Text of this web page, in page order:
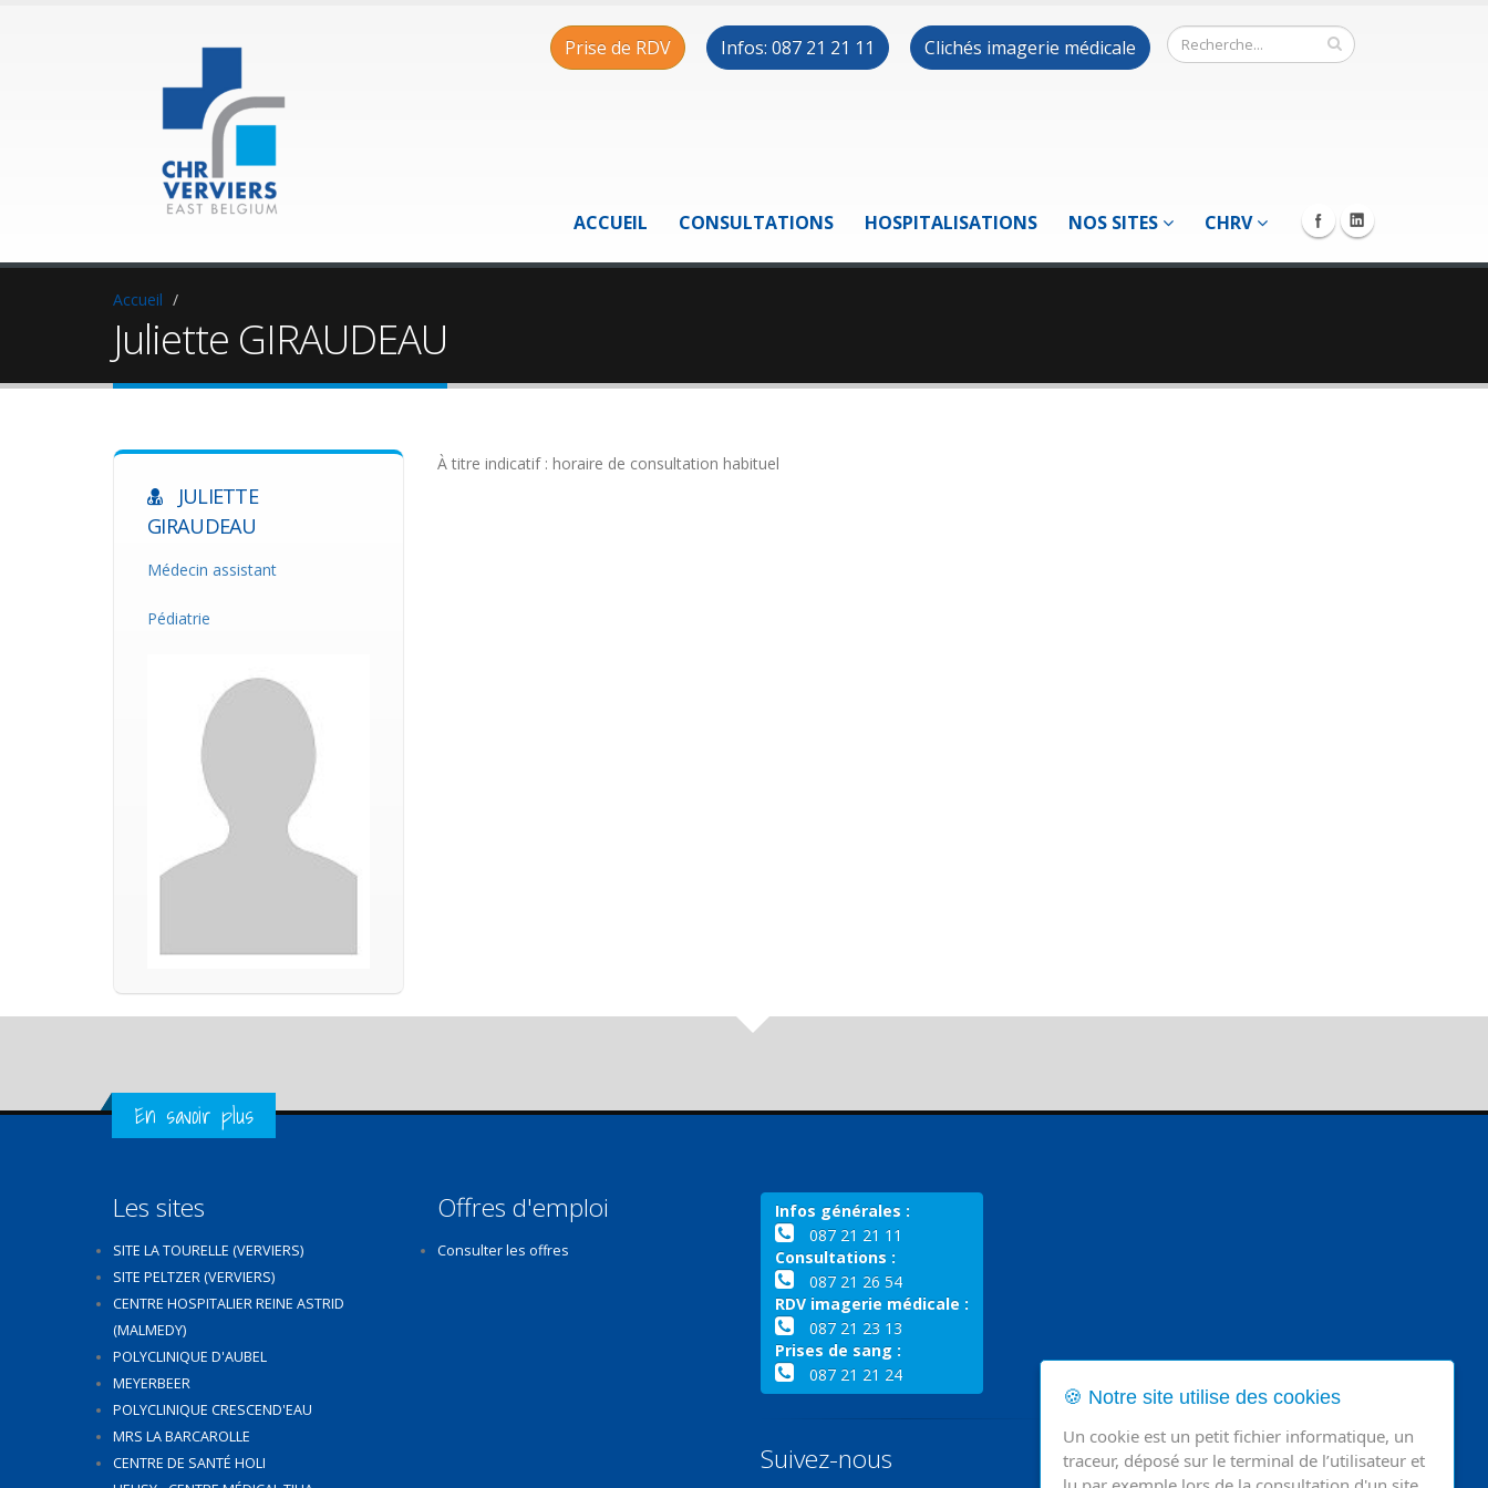
Prise de RDV Infos: 087 21 21 11 Clichés imagerie médicale
ACCUEIL CONSULTATIONS HOSPITALISATIONS NOS SITES CHRV
Accueil
Juliette GIRAUDEAU
JULIETTE
GIRAUDEAU
Médecin assistant
Pédiatrie
À titre indicatif : horaire de consultation habituel
Get in Touch
En savoir plus
Les sites
SITE LA TOURELLE (VERVIERS)
SITE PELTZER (VERVIERS)
CENTRE HOSPITALIER REINE ASTRID
(MALMEDY)
POLYCLINIQUE D'AUBEL
MEYERBEER
POLYCLINIQUE CRESCEND'EAU
MRS LA BARCAROLLE
CENTRE DE SANTÉ HOLI
Offres d'emploi
Consulter les offres
Infos générales :
087 21 21 11
Consultations :
087 21 26 54
RDV imagerie médicale :
087 21 23 13
Prises de sang :
087 21 21 24
Suivez-nous
🍪 Notre site utilise des cookies
Un cookie est un petit fichier informatique, un
traceur, déposé sur le terminal de l’utilisateur et